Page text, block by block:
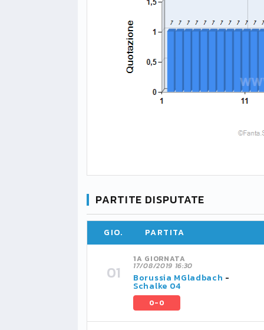
PARTITE DISPUTATE
GIO. PARTITA
1A GIORNATA
17/08/2019 16:30
Borussia MGladbach -
Schalke 04
0-0